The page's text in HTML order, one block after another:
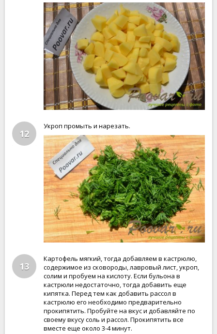
12
Укроп промыть и нарезать.
13
Картофель мягкий, тогда добавляем в кастрюлю,
содержимое из сковороды, лавровый лист, укроп,
солим и пробуем на кислоту. Если бульона в
кастрюли недостаточно, тогда добавить еще
кипятка. Перед тем как добавить рассол в
кастрюлю его необходимо предварительно
прокипятить. Пробуйте на вкус и добавляйте по
своему вкусу соль и рассол. Прокипятить все
вместе еще около 3-4 минут.